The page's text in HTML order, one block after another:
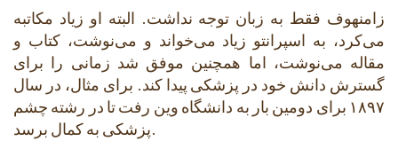
زامنهوف فقط به زبان توجه نداشت. البته او زیاد مکاتبه
می‌کرد، به اسپرانتو زیاد می‌خواند و می‌نوشت، کتاب و
مقاله می‌نوشت، اما همچنین موفق شد زمانی را برای
گسترش دانش خود در پزشکی پیدا کند. برای مثال، در سال
۱۸۹۷ برای دومین بار به دانشگاه وین رفت تا در رشته چشم
پزشکی به کمال برسد.